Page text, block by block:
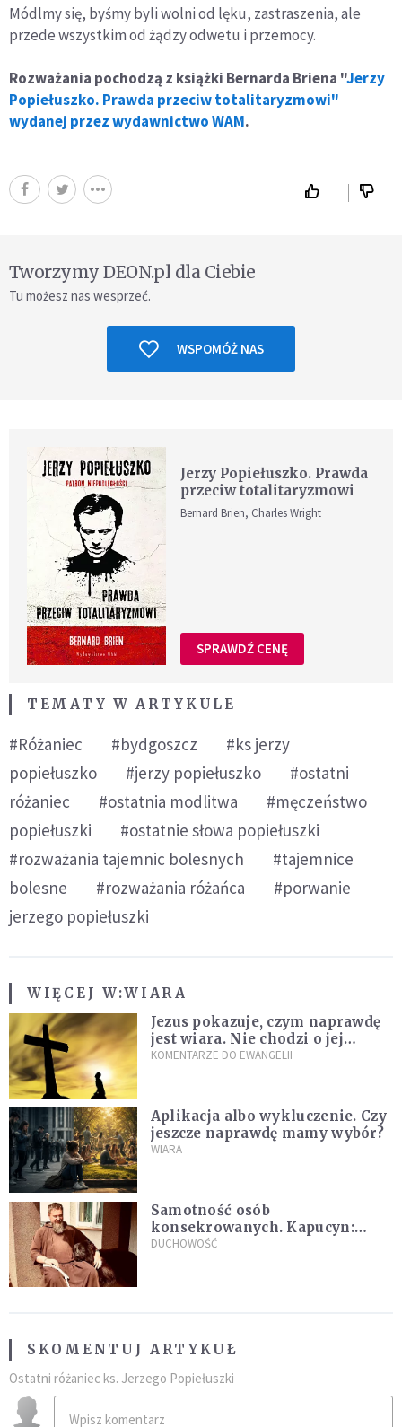
Módlmy się, byśmy byli wolni od lęku, zastraszenia, ale
przede wszystkim od żądzy odwetu i przemocy.
Rozważania pochodzą z książki Bernarda Briena "Jerzy
Popiełuszko. Prawda przeciw totalitaryzmowi"
wydanej przez wydawnictwo WAM.
Tworzymy DEON.pl dla Ciebie
Tu możesz nas wesprzeć.
WSPOMÓŻ NAS
Jerzy Popiełuszko. Prawda
przeciw totalitaryzmowi
Bernard Brien, Charles Wright
SPRAWDŹ CENĘ
TEMATY W ARTYKULE
#Różaniec #bydgoszcz
#ks jerzy
popiełuszko
#jerzy popiełuszko
#ostatni
różaniec
#ostatnia modlitwa
#męczeństwo
popiełuszki
#ostatnie słowa popiełuszki
#rozważania tajemnic bolesnych
#tajemnice
bolesne
#rozważania różańca
#porwanie
jerzego popiełuszki
WIĘCEJ W:WIARA
Jezus pokazuje, czym naprawdę
jest wiara. Nie chodzi o jej
wielkość
KOMENTARZE DO EWANGELII
Aplikacja albo wykluczenie. Czy
jeszcze naprawdę mamy wybór?
WIARA
Samotność osób
konsekrowanych. Kapucyn:
Życie w pojedynkę rzadko jest
DUCHOWOŚĆ
SKOMENTUJ ARTYKUŁ
Ostatni różaniec ks. Jerzego Popiełuszki